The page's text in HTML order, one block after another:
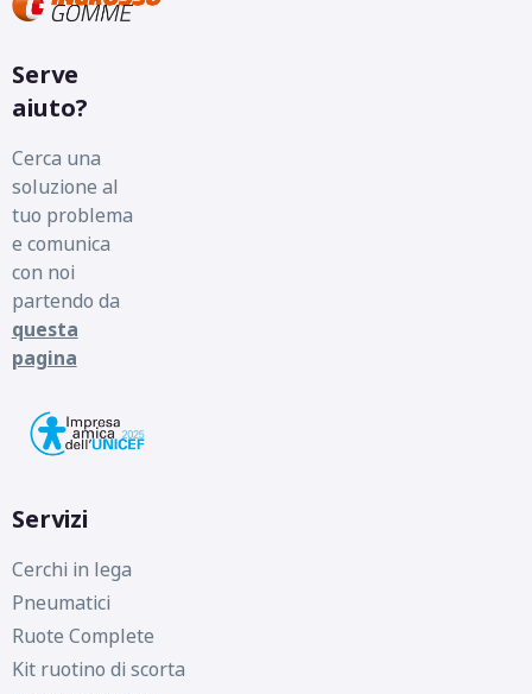
Serve
aiuto?
Cerca una
soluzione al
tuo problema
e comunica
con noi
partendo da
questa
pagina
Servizi
Cerchi in lega
Pneumatici
Ruote Complete
Kit ruotino di scorta